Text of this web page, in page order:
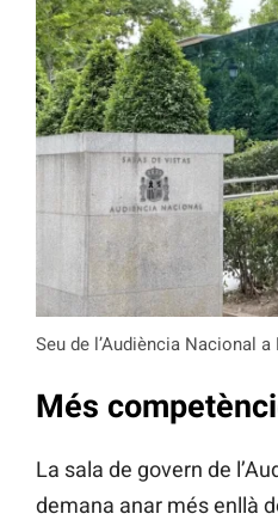
Seu de l’Audiència Nacional
Més
La sala de govern de
demana anar més enllà